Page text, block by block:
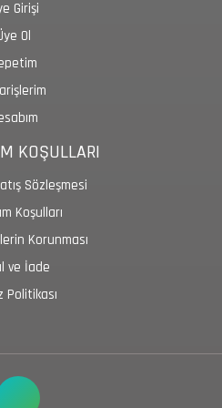
Girişi
Ol
KOŞULLARI
Sözleşmesi
Koşulları
Korunması
ve İade
Politikası